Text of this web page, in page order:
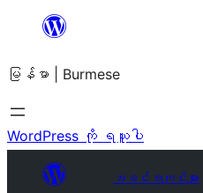
အကြောင်းအရာ
ကျော်သွား
ရန်
မြန်မာ | Burmese
WordPress ကို ရယူပါ
အခင်းအကျင်းများ